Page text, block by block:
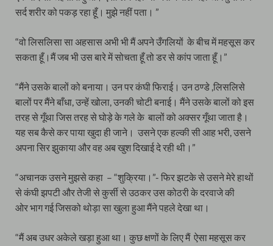
सर्द शरीर को पकड़ रहा हूँ। मुझे नहीं पता। ”
“वो लिसलिसा सा अहसास अभी भी मैं अपने उँगलियों के बीच में महसूस कर
सकता हूँ।मैं जब भी उस बारे में सोचता हूँ तो डर से कांप जाता हूँ।”
“मैंने उसके बालों को बनाया। उन पर कंघी फिराई। उन ठण्डे ,लिसलिसे
बालों पर मैंने बाँधा, उन्हें खोला, उनकी चोटी बनाई। मैंने उसके बालों को इस
तरह से गूँथा जिस तरह से घोड़े के गले के बालों को अक्सर गूँथा जाता है।
यह सब कैसे कर पाया खुदा ही जाने। उसने एक हल्की सी आह भरी, उसने
अपना सिर झुकाया और वह अब खुश दिखाई दे रही थी।”
“अचानक उसने मुझसे कहा – “शुक्रिया।”- फिर झटके से उसने मेरे हाथों
से कंघी झपटी और तेजी से कुर्सी से उठकर उस कोठरी के दरवाजे की
ओर भाग गई जिसको थोड़ा सा खुला हुआ मैंने पहले देखा था।
“मैं अब उधर अकेले खड़ा हुआ था। कुछ क्षणों के लिए मैं ऐसा महसूस कर